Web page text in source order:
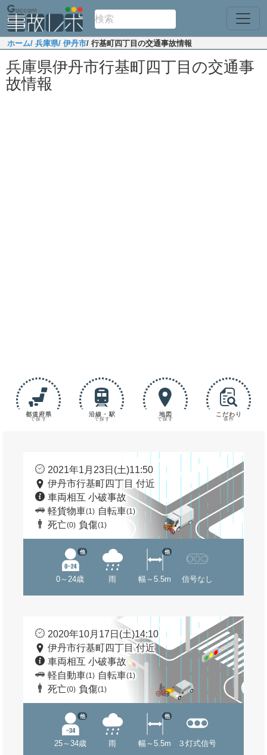
ホーム/ 兵庫県/ 伊丹市/ 行基町四丁目の交通事故情報
兵庫県伊丹市行基町四丁目の交通事
故情報
都道府県
で探す
沿線・駅
で探す
地図
で探す
こだわり
条件
2021年1月23日(土)11:50
伊丹市行基町四丁目 付近
車両相互 小破事故
軽貨物車(1) 自転車(1)
死亡(0) 負傷(1)
0～24歳
他
雨 幅～5.5m
他
信号なし
2020年10月17日(土)14:10
伊丹市行基町四丁目 付近
車両相互 小破事故
軽自動車(1) 自転車(1)
死亡(0) 負傷(1)
25～34歳
他
雨 幅～5.5m
他
３灯式信号